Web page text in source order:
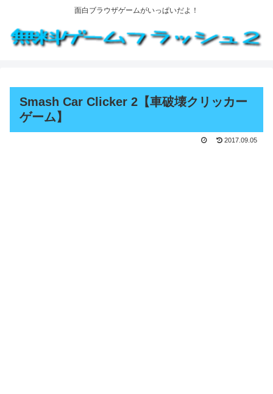
面白ブラウザゲームがいっぱいだよ！
Smash Car Clicker 2【車破壊クリッカー
ゲーム】
2017.09.05